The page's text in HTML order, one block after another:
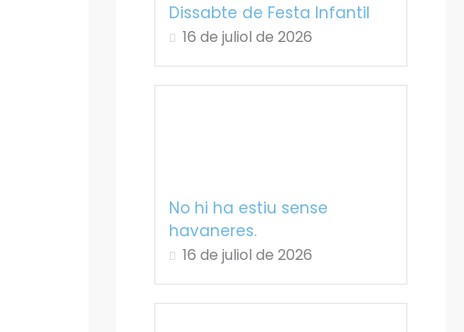
Dissabte de Festa Infantil
16 de juliol de 2026
No hi ha estiu sense
havaneres.
16 de juliol de 2026